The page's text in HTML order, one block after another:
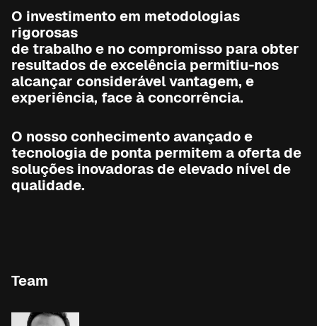
O investimento em metodologias
rigorosas
de trabalho e no compromisso para obter
resultados de excelência permitiu-nos
alcançar considerável vantagem, e
experiência, face à concorrência.
O nosso conhecimento avançado e
tecnologia de ponta permitem a oferta de
soluções inovadoras de elevado nível de
qualidade.
Team